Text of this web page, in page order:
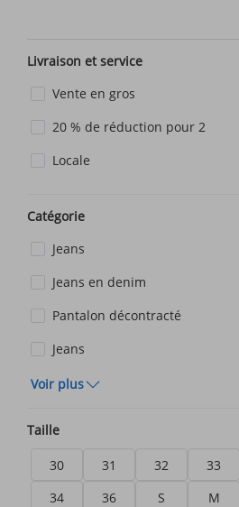
Livraison et service
Vente en gros
20 % de réduction pour 2
Locale
Catégorie
Jeans
Jeans en denim
Pantalon décontracté
Jeans
Voir plus
Taille
30 31 32
33
34
36 S
M